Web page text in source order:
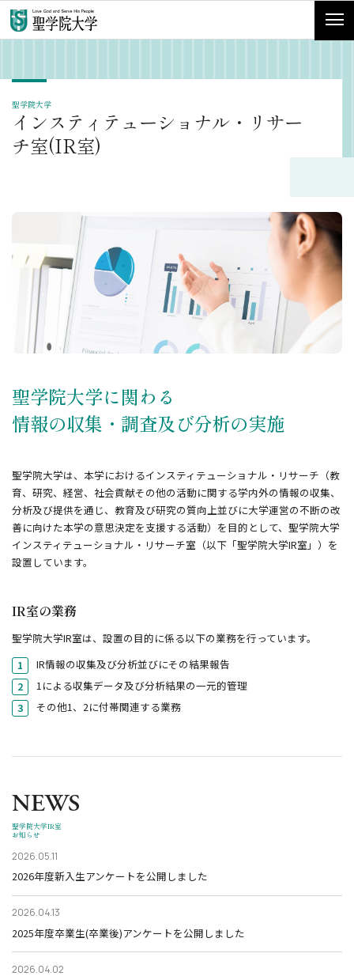
聖学院大学
インスティテューショナル・リサー
チ室(IR室)
聖学院大学に関わる
情報の収集・調査及び分析の実施
聖学院大学は、本学におけるインスティテューショナル・リサーチ（教
育、研究、経営、社会貢献その他の活動に関する学内外の情報の収集、
分析及び提供を通じ、教育及び研究の質向上並びに大学運営の不断の改
善に向けた本学の意思決定を支援する活動）を目的として、聖学院大学
インスティテューショナル・リサーチ室（以下「聖学院大学IR室」）を
設置しています。
IR室の業務
聖学院大学IR室は、設置の目的に係る以下の業務を行っています。
IR情報の収集及び分析並びにその結果報告
1による収集データ及び分析結果の一元的管理
その他1、2に付帯関連する業務
NEWS
聖学院大学IR室
お知らせ
2026.05.11
2026年度新入生アンケートを公開しました
2026.04.13
2025年度卒業生(卒業後)アンケートを公開しました
2026.04.02